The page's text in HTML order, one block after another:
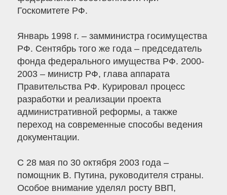
Госкомитете РФ.
Январь 1998 г. – замминистра госимущества
РФ. Сентябрь того же года – председатель
фонда федерального имущества РФ. 2000-
2003 – министр РФ, глава аппарата
Правительства РФ. Курировал процесс
разработки и реализации проекта
административной реформы, а также
переход на современные способы ведения
документации.
С 28 мая по 30 октября 2003 года –
помощник В. Путина, руководителя страны.
Особое внимание уделял росту ВВП,